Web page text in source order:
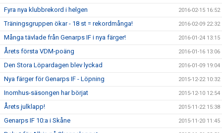
Fyra nya klubbrekord i helgen 2016-02-15 16:52
Träningsgruppen ökar - 18 st = rekordmånga! 2016-02-09 22:32
Många tävlade från Genarps IF i nya färger! 2016-01-24 13:15
Årets första VDM-poäng 2016-01-16 13:06
Den Stora Löpardagen blev lyckad 2016-01-09 19:04
Nya färger för Genarps IF - Löpning 2015-12-22 10:32
Inomhus-säsongen har börjat 2015-12-10 12:54
Årets julklapp! 2015-11-22 15:38
Genarps IF 10:a i Skåne 2015-11-20 11:45